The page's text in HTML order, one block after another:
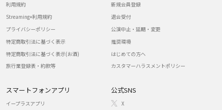
利用規約
Streaming+利用規約
プライバシーポリシー
特定商取引法に基づく表示
特定商取引法に基づく表示(お酒)
旅行業登録表・約款等
新規会員登録
退会受付
公演中止・延期・変更
推奨環境
はじめての方へ
カスタマーハラスメントポリシー
スマートフォンアプリ
イープラスアプリ
公式SNS
X